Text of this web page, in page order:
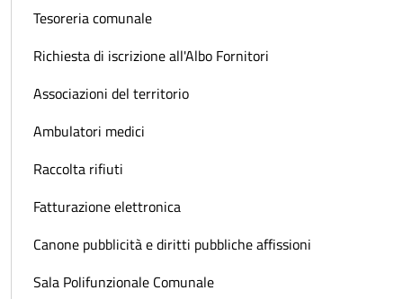
Tesoreria comunale
Richiesta di iscrizione all'Albo Fornitori
Associazioni del territorio
Ambulatori medici
Raccolta rifiuti
Fatturazione elettronica
Canone pubblicità e diritti pubbliche affissioni
Sala Polifunzionale Comunale